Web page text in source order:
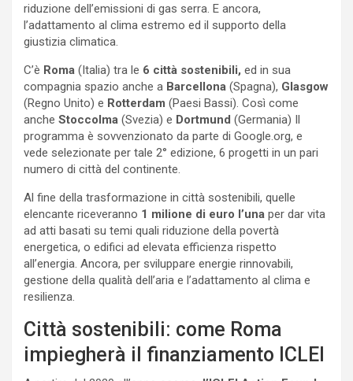
riduzione dell’emissioni di gas serra. E ancora,
l’adattamento al clima estremo ed il supporto della
giustizia climatica.
C’è Roma (Italia) tra le 6 città sostenibili, ed in sua
compagnia spazio anche a Barcellona (Spagna), Glasgow
(Regno Unito) e Rotterdam (Paesi Bassi). Così come
anche Stoccolma (Svezia) e Dortmund (Germania) Il
programma è sovvenzionato da parte di Google.org, e
vede selezionate per tale 2° edizione, 6 progetti in un pari
numero di città del continente.
Al fine della trasformazione in città sostenibili, quelle
elencante riceveranno 1 milione di euro l’una per dar vita
ad atti basati su temi quali riduzione della povertà
energetica, o edifici ad elevata efficienza rispetto
all’energia. Ancora, per sviluppare energie rinnovabili,
gestione della qualità dell’aria e l’adattamento al clima e
resilienza.
Città sostenibili: come Roma
impiegherà il finanziamento ICLEI